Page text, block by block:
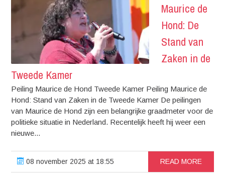
Maurice de
Hond: De
Stand van
Zaken in de
Tweede Kamer
Peiling Maurice de Hond Tweede Kamer Peiling Maurice de
Hond: Stand van Zaken in de Tweede Kamer De peilingen
van Maurice de Hond zijn een belangrijke graadmeter voor de
politieke situatie in Nederland. Recentelijk heeft hij weer een
nieuwe...
08 november 2025 at 18:55 READ MORE